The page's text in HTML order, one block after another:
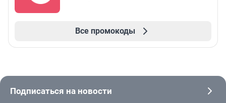
Все промокоды
Подписаться на новости